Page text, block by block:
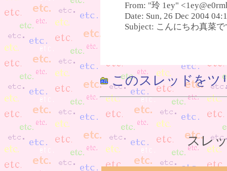
From: "玲 1ey"
Date: Sun, 26 Dec 2004
Subject: こんにちわ真菜
このスレッドをツ
スレ